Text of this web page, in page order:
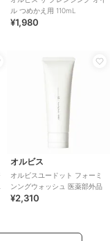
ル つめかえ用 110mL
¥1,980
オルビス
オルビスユードット フォーミ
ンングウォッシュ 医薬部外品
¥2,310